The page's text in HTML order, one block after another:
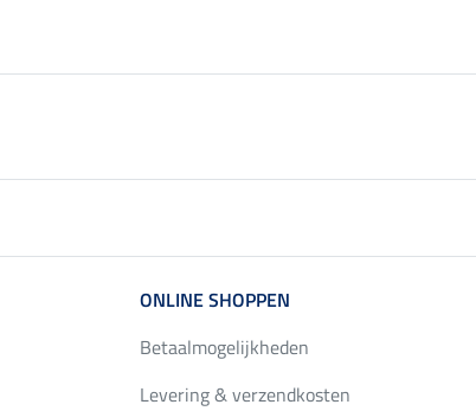
ONLINE SHOPPEN
Betaalmogelijkheden
Levering & verzendkosten